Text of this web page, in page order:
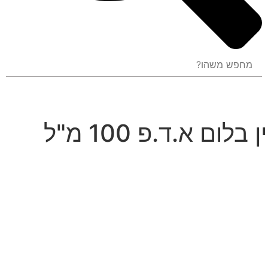
דה וודס קולקשיין בלום א.ד.פ 100 מ"ל